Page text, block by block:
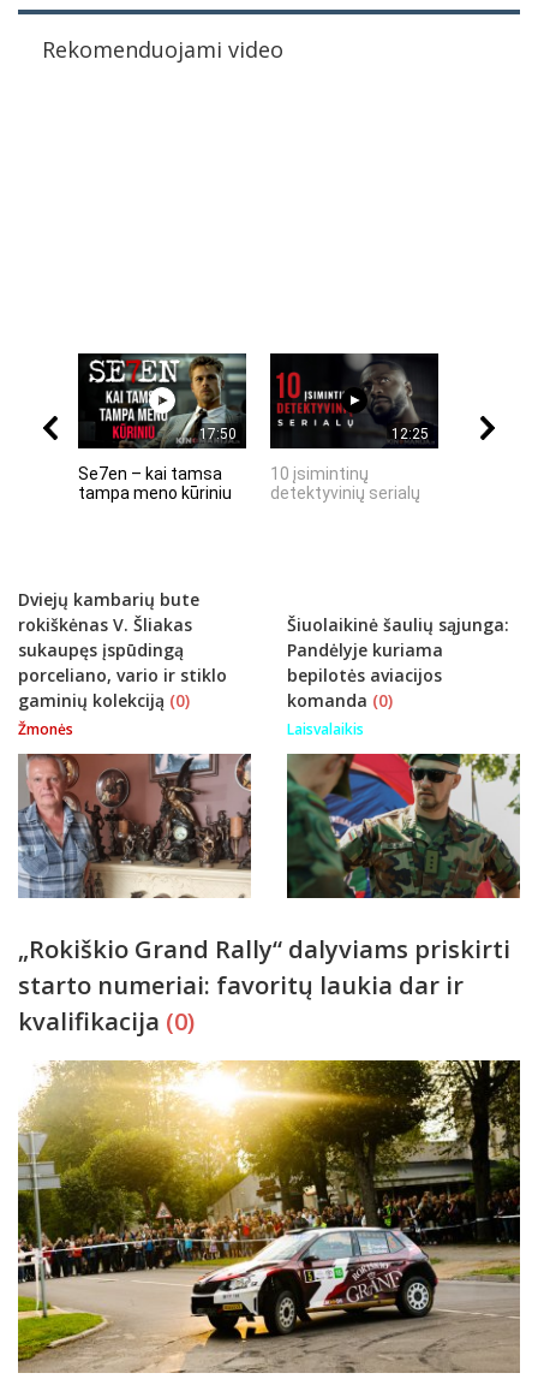
Rekomenduojami video
17:50
Se7en – kai tamsa
tampa meno kūriniu
12:25
10 įsimintinų
detektyvinių serialų
Dviejų kambarių bute
rokiškėnas V. Šliakas
sukaupęs įspūdingą
porceliano, vario ir stiklo
gaminių kolekciją (0)
Žmonės
Šiuolaikinė šaulių sąjunga:
Pandėlyje kuriama
bepilotės aviacijos
komanda (0)
Laisvalaikis
„Rokiškio Grand Rally“ dalyviams priskirti
starto numeriai: favoritų laukia dar ir
kvalifikacija (0)